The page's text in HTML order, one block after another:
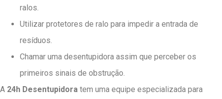
ralos.
Utilizar protetores de ralo para impedir a entrada de
resíduos.
Chamar uma desentupidora assim que perceber os
primeiros sinais de obstrução.
A 24h Desentupidora tem uma equipe especializada para